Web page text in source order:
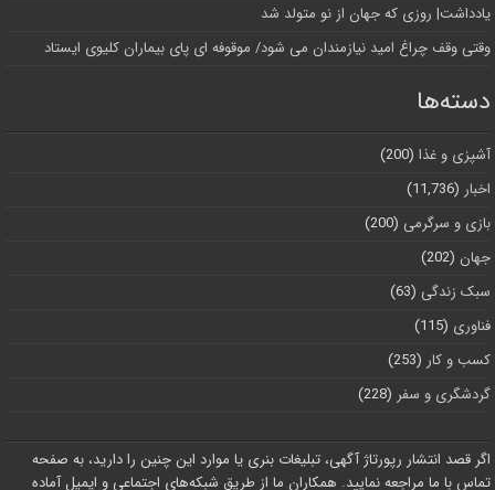
یادداشت| روزی که جهان از نو متولد شد
وقتی وقف چراغ امید نیازمندان می شود/ موقوفه ای پای بیماران کلیوی ایستاد
دسته‌ها
آشپزی و غذا (200)
اخبار (11,736)
بازی و سرگرمی (200)
جهان (202)
سبک زندگی (63)
فناوری (115)
کسب و کار (253)
گردشگری و سفر (228)
اگر قصد انتشار رپورتاژ آگهی، تبلیغات بنری یا موارد این چنین را دارید، به صفحه
تماس با ما مراجعه نمایید. همکاران ما از طریق شبکه‌های اجتماعی و ایمیل آماده